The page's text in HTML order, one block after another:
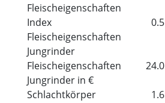
Fleischeigenschaften
Index
Fleischeigenschaften
Jungrinder
0.5
Fleischeigenschaften
Jungrinder in €
24.0
Schlachtkörper
1.6